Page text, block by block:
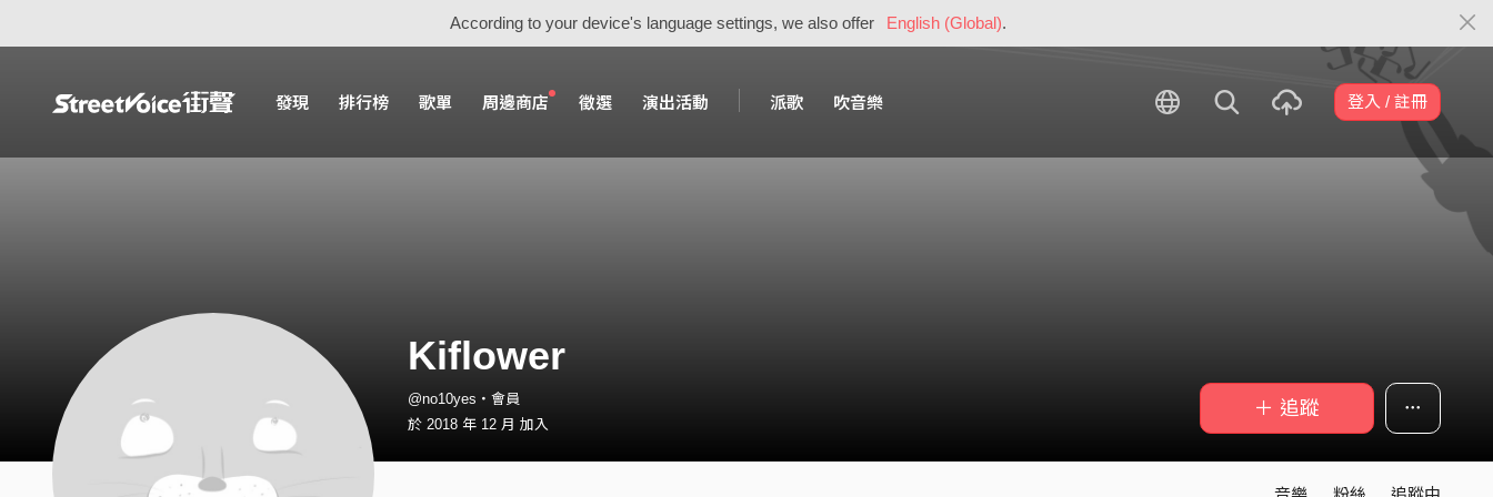
According to your device's language settings, we also offer English (Global).
發現 排行榜 歌單 周邊商店 徵選 演出活動 派歌 吹音樂 登入 / 註冊
Kiflower
@no10yes・會員
於 2018 年 12 月 加入
＋ 追蹤